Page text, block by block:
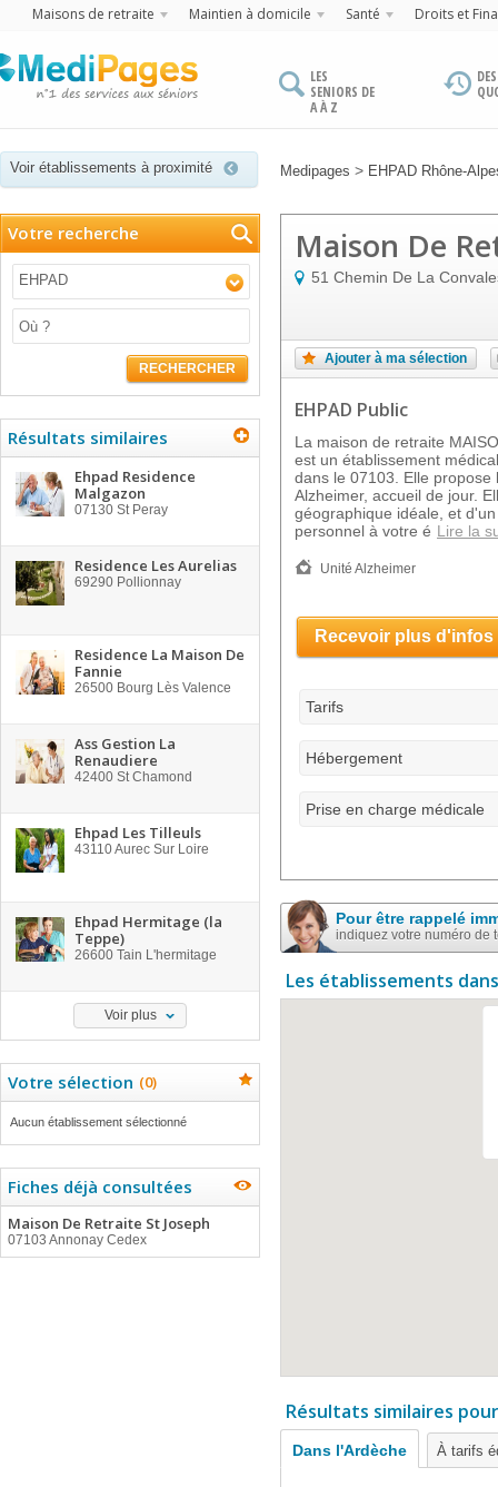
Maisons de retraite Maintien à domicile Santé Droits et
LES
SENIORS DE
A À Z
Voir établissements à proximité Medipages > EHPAD Rhône-
Votre recherche
EHPAD
RECHERCHER
Résultats similaires
Ehpad Residence
Malgazon
07130 St Peray
Residence Les Aurelias
69290 Pollionnay
Residence La Maison De
Fannie
26500 Bourg Lès Valence
Ass Gestion La
Renaudiere
42400 St Chamond
Ehpad Les Tilleuls
43110Aurec Sur Loire
Ehpad Hermitage (la
Teppe)
26600 Tain L'hermitage
Voir plus
Votre sélection (0)
Aucun établissement sélectionné
Fiches déjà consultées
Maison De Retraite St Joseph
07103 Annonay Cedex
Maison De
51 Chemin De La
Ajouter à ma sélection
EHPAD Public
La maison de retraite
est un établissement
dans le 07103. Elle
Alzheimer, accueil de jour.
géographique idéale, et
personnel à votre é Lire la
Unité Alzheimer
Recevoir plus d'infos
Tarifs
Hébergement
Prise en charge médicale
Pour être rappelé
indiquez votre numéro de
Les établissements
Résultats similaires
Dans l'Ardèche À tarifs